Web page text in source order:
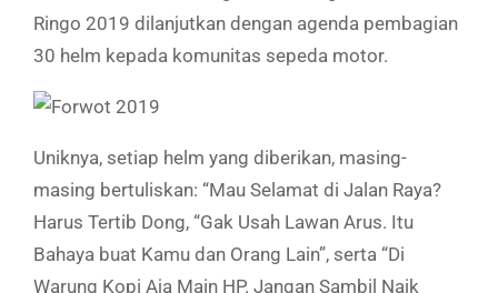
Ringo 2019 dilanjutkan dengan agenda pembagian
30 helm kepada komunitas sepeda motor.
Uniknya, setiap helm yang diberikan, masing-
masing bertuliskan: “Mau Selamat di Jalan Raya?
Harus Tertib Dong, “Gak Usah Lawan Arus. Itu
Bahaya buat Kamu dan Orang Lain”, serta “Di
Warung Kopi Aja Main HP. Jangan Sambil Naik